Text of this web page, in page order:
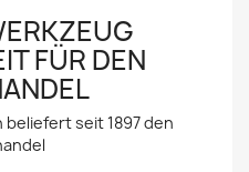
FÜR DEN
seit 1897 den